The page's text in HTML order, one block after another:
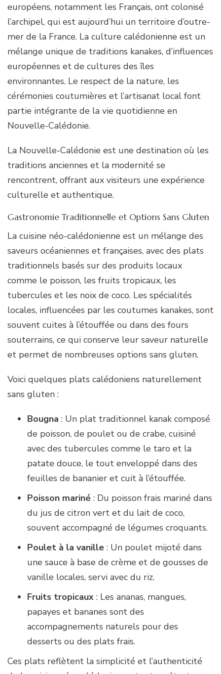
européens, notamment les Français, ont colonisé
l’archipel, qui est aujourd’hui un territoire d’outre-
mer de la France. La culture calédonienne est un
mélange unique de traditions kanakes, d’influences
européennes et de cultures des îles
environnantes. Le respect de la nature, les
cérémonies coutumières et l’artisanat local font
partie intégrante de la vie quotidienne en
Nouvelle-Calédonie.
La Nouvelle-Calédonie est une destination où les
traditions anciennes et la modernité se
rencontrent, offrant aux visiteurs une expérience
culturelle et authentique.
Gastronomie Traditionnelle et Options Sans Gluten
La cuisine néo-calédonienne est un mélange des
saveurs océaniennes et françaises, avec des plats
traditionnels basés sur des produits locaux
comme le poisson, les fruits tropicaux, les
tubercules et les noix de coco. Les spécialités
locales, influencées par les coutumes kanakes, sont
souvent cuites à l’étouffée ou dans des fours
souterrains, ce qui conserve leur saveur naturelle
et permet de nombreuses options sans gluten.
Voici quelques plats calédoniens naturellement
sans gluten :
Bougna : Un plat traditionnel kanak composé
de poisson, de poulet ou de crabe, cuisiné
avec des tubercules comme le taro et la
patate douce, le tout enveloppé dans des
feuilles de bananier et cuit à l’étouffée.
Poisson mariné : Du poisson frais mariné dans
du jus de citron vert et du lait de coco,
souvent accompagné de légumes croquants.
Poulet à la vanille : Un poulet mijoté dans
une sauce à base de crème et de gousses de
vanille locales, servi avec du riz.
Fruits tropicaux : Les ananas, mangues,
papayes et bananes sont des
accompagnements naturels pour des
desserts ou des plats frais.
Ces plats reflètent la simplicité et l’authenticité